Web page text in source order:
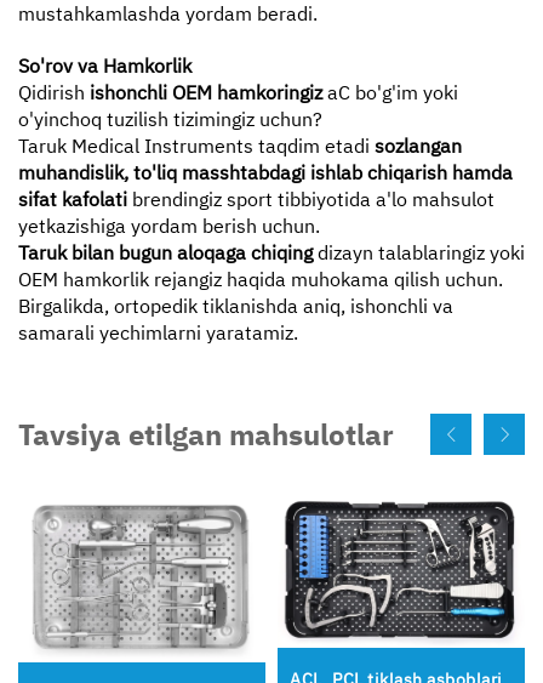
mustahkamlashda yordam beradi.
So'rov va Hamkorlik
Qidirish ishonchli OEM hamkoringizaC bo'g'im yoki
o'yinchoq tuzilish tizimingiz uchun?
Taruk Medical Instruments taqdim etadi sozlangan
muhandislik, to'liq masshtabdagi ishlab chiqarish hamda
sifat kafolati brendingiz sport tibbiyotida a'lo mahsulot
yetkazishiga yordam berish uchun.
Taruk bilan bugun aloqaga chiqingdizayn talablaringiz yoki
OEM hamkorlik rejangiz haqida muhokama qilish uchun.
Birgalikda, ortopedik tiklanishda aniq, ishonchli va
samarali yechimlarni yaratamiz.
Tavsiya etilgan mahsulotlar